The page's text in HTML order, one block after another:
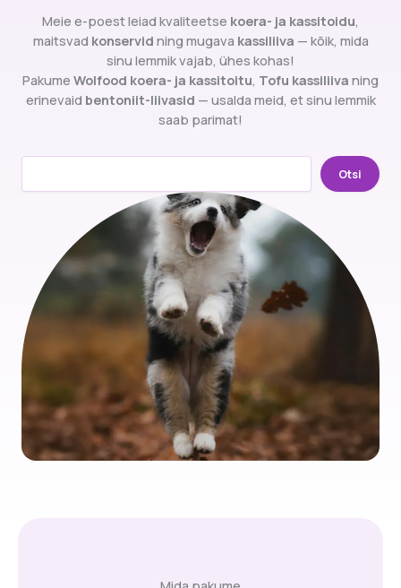
Meie e-poest leiad kvaliteetse koera- ja kassitoidu,
maitsvad konservid ning mugava kassiliiva — kõik, mida
sinu lemmik vajab, ühes kohas!
Pakume Wolfood koera- ja kassitoitu, Tofu kassiliiva ning
erinevaid bentoniit-liivasid — usalda meid, et sinu lemmik
saab parimat!
Otsi